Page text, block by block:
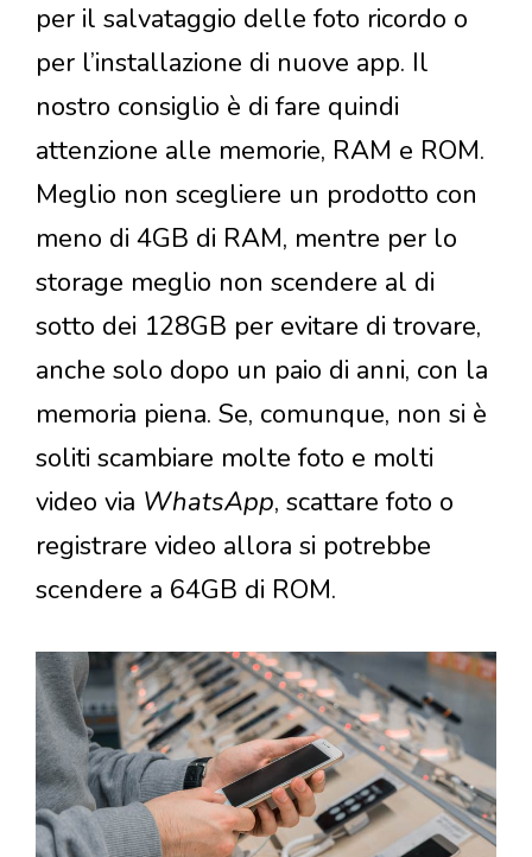
per il salvataggio delle foto ricordo o
per l’installazione di nuove app. Il
nostro consiglio è di fare quindi
attenzione alle memorie, RAM e ROM.
Meglio non scegliere un prodotto con
meno di 4GB di RAM, mentre per lo
storage meglio non scendere al di
sotto dei 128GB per evitare di trovare,
anche solo dopo un paio di anni, con la
memoria piena. Se, comunque, non si è
soliti scambiare molte foto e molti
video via WhatsApp, scattare foto o
registrare video allora si potrebbe
scendere a 64GB di ROM.